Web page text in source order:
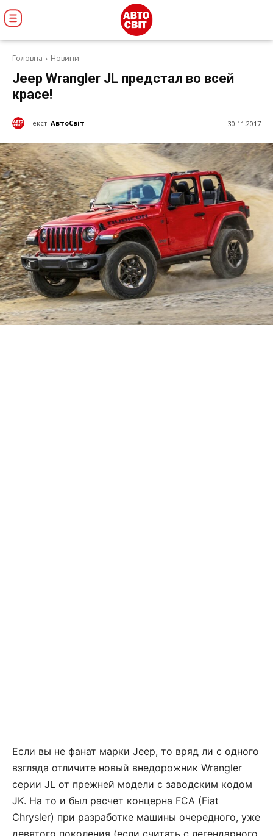
Головна Новини
Jeep Wrangler JL предстал во всей
красе!
Текст: АвтоСвіт 30.11.2017
Если вы не фанат марки Jeep, то вряд ли с одного
взгляда отличите новый внедорожник Wrangler
серии JL от прежней модели с заводским кодом
JK. На то и был расчет концерна FCA (Fiat
Chrysler) при разработке машины очередного, уже